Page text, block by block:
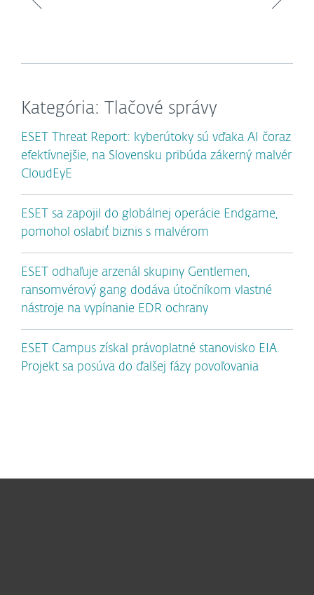
Kategória: Tlačové správy
ESET Threat Report: kyberútoky sú vďaka AI čoraz
efektívnejšie, na Slovensku pribúda zákerný malvér
CloudEyE
ESET sa zapojil do globálnej operácie Endgame,
pomohol oslabiť biznis s malvérom
ESET odhaľuje arzenál skupiny Gentlemen,
ransomvérový gang dodáva útočníkom vlastné
nástroje na vypínanie EDR ochrany
ESET Campus získal právoplatné stanovisko EIA.
Projekt sa posúva do ďalšej fázy povoľovania